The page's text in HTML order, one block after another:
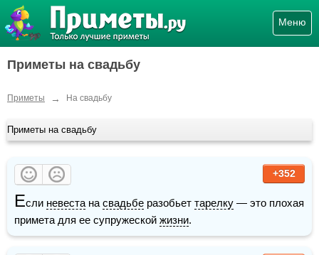
Меню
Приметы на свадьбу
Приметы → На свадьбу
Приметы на свадьбу
+352
Если невеста на свадьбе разобьет тарелку — это плохая
примета для ее супружеской жизни.